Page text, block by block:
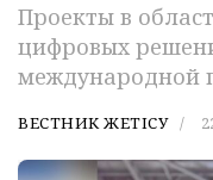
Проекты в
цифровых
международной
ВЕСТНИК ЖЕТІСУ